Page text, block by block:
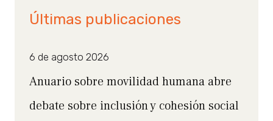
Últimas publicaciones
6 de agosto 2026
Anuario sobre movilidad humana abre
debate sobre inclusión y cohesión social